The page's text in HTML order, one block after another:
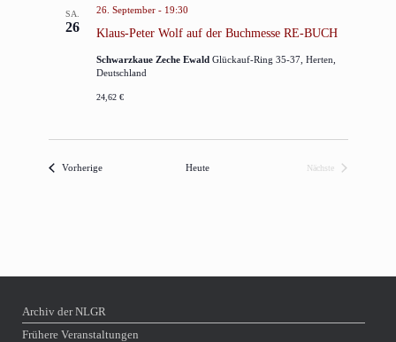
SA.
26 Klaus-Peter Wolf auf der Buchmesse RE-BUCH
26. September - 19:30
Schwarzkaue Zeche Ewald Glückauf-Ring 35-37, Herten,
Deutschland
24,62 €
VorherigeVeranstaltungen Heute
Nächste
Archiv der NLGR
Frühere Veranstaltungen